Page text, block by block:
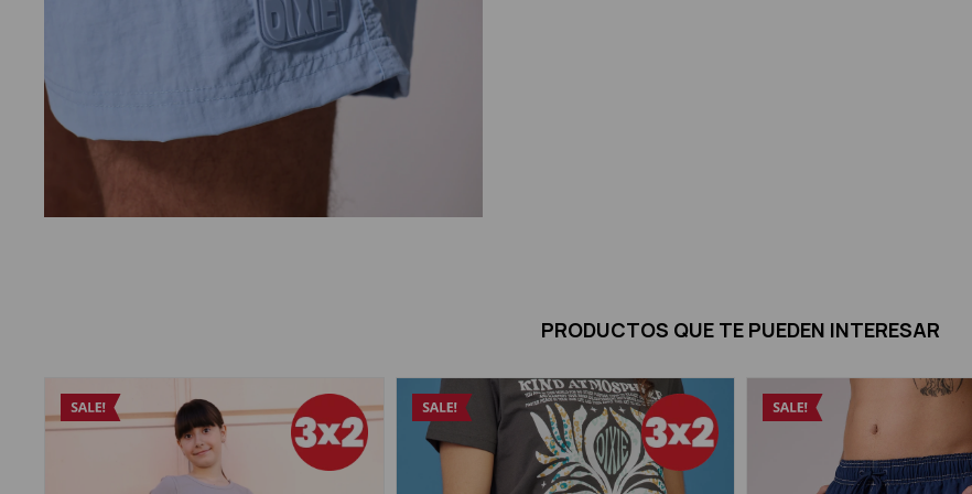
PRODUCTOS QUE TE PUEDEN INTERESAR